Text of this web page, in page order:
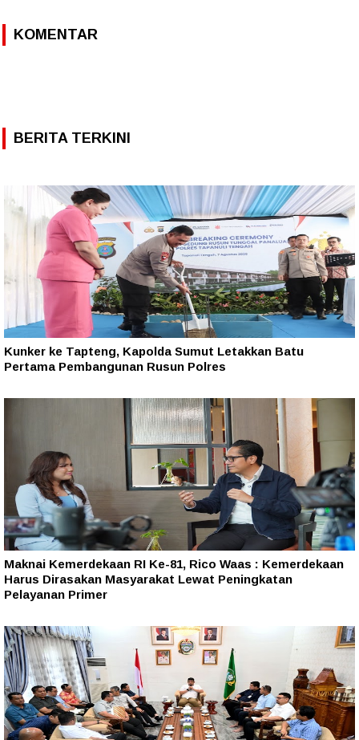
KOMENTAR
BERITA TERKINI
Kunker ke Tapteng, Kapolda Sumut Letakkan Batu
Pertama Pembangunan Rusun Polres
Maknai Kemerdekaan RI Ke-81, Rico Waas : Kemerdekaan
Harus Dirasakan Masyarakat Lewat Peningkatan
Pelayanan Primer